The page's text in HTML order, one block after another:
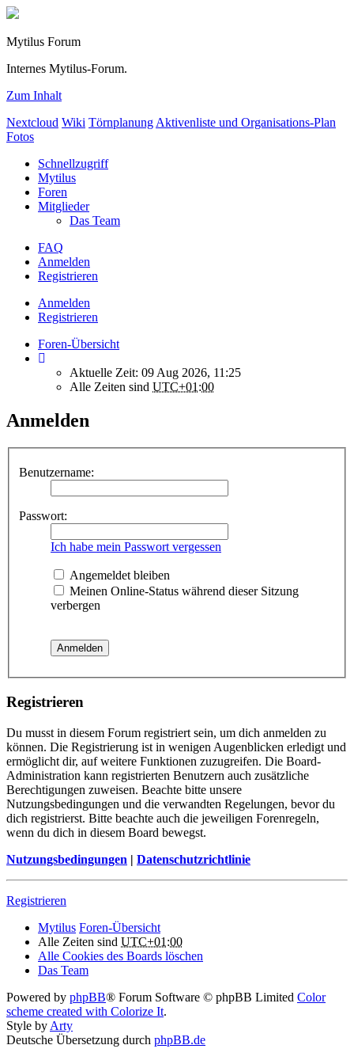
Mytilus Forum
Internes Mytilus-Forum.
Zum Inhalt
Nextcloud Wiki Törnplanung Aktivenliste und Organisations-Plan
Fotos
Schnellzugriff
Mytilus
Foren
Mitglieder
Das Team
FAQ
Anmelden
Registrieren
Anmelden
Registrieren
Foren-Übersicht
Aktuelle Zeit: 09 Aug 2026, 11:25
Alle Zeiten sind UTC+01:00
Anmelden
Benutzername:
Passwort:
Ich habe mein Passwort vergessen
Angemeldet bleiben
Meinen Online-Status während dieser Sitzung
verbergen
Registrieren
Du musst in diesem Forum registriert sein, um dich anmelden zu
können. Die Registrierung ist in wenigen Augenblicken erledigt und
ermöglicht dir, auf weitere Funktionen zuzugreifen. Die Board-
Administration kann registrierten Benutzern auch zusätzliche
Berechtigungen zuweisen. Beachte bitte unsere
Nutzungsbedingungen und die verwandten Regelungen, bevor du
dich registrierst. Bitte beachte auch die jeweiligen Forenregeln,
wenn du dich in diesem Board bewegst.
Nutzungsbedingungen | Datenschutzrichtlinie
Registrieren
Mytilus Foren-Übersicht
Alle Zeiten sind UTC+01:00
Alle Cookies des Boards löschen
Das Team
Powered by phpBB® Forum Software © phpBB Limited Color
scheme created with Colorize It.
Style by Arty
Deutsche Übersetzung durch phpBB.de